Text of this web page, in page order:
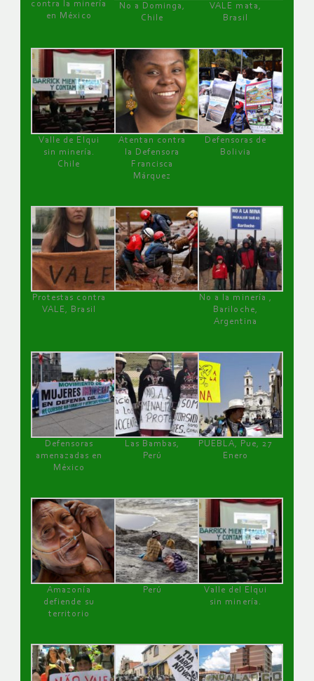
contra la minería
en México
No a Dominga,
Chile
VALE mata,
Brasil
Valle de Elqui
sin minería.
Chile
Atentan contra
la Defensora
Francisca
Márquez
Defensoras de
Bolivia
Protestas contra
VALE, Brasil
No a la minería ,
Bariloche,
Argentina
Defensoras
amenazadas en
México
Las Bambas,
Perú
PUEBLA, Pue, 27
Enero
Amazonía
defiende su
territorio
Perú
Valle del Elqui
sin minería.